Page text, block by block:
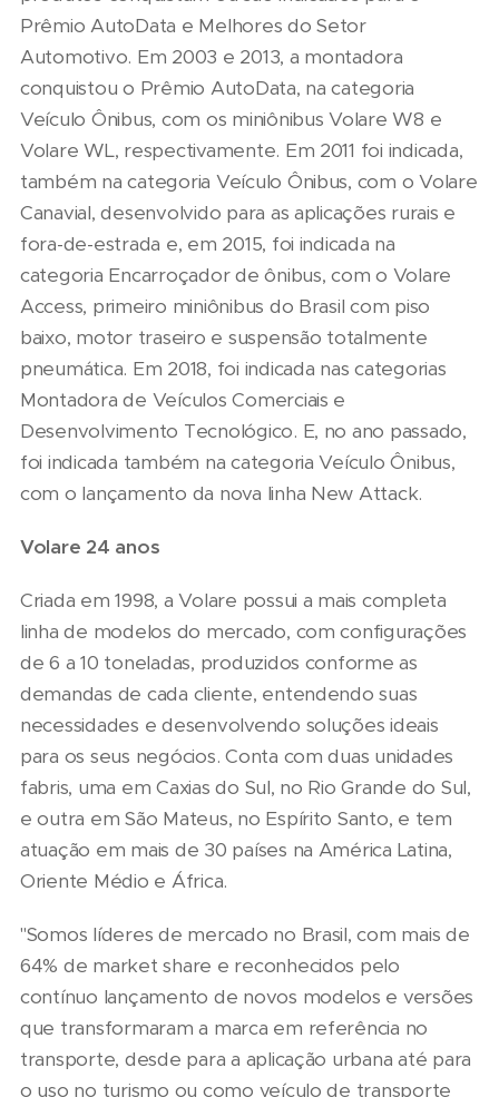
Prêmio AutoData e Melhores do Setor
Automotivo. Em 2003 e 2013, a montadora
conquistou o Prêmio AutoData, na categoria
Veículo Ônibus, com os miniônibus Volare W8 e
Volare WL, respectivamente. Em 2011 foi indicada,
também na categoria Veículo Ônibus, com o Volare
Canavial, desenvolvido para as aplicações rurais e
fora-de-estrada e, em 2015, foi indicada na
categoria Encarroçador de ônibus, com o Volare
Access, primeiro miniônibus do Brasil com piso
baixo, motor traseiro e suspensão totalmente
pneumática. Em 2018, foi indicada nas categorias
Montadora de Veículos Comerciais e
Desenvolvimento Tecnológico. E, no ano passado,
foi indicada também na categoria Veículo Ônibus,
com o lançamento da nova linha New Attack.
Volare 24 anos
Criada em 1998, a Volare possui a mais completa
linha de modelos do mercado, com configurações
de 6 a 10 toneladas, produzidos conforme as
demandas de cada cliente, entendendo suas
necessidades e desenvolvendo soluções ideais
para os seus negócios. Conta com duas unidades
fabris, uma em Caxias do Sul, no Rio Grande do Sul,
e outra em São Mateus, no Espírito Santo, e tem
atuação em mais de 30 países na América Latina,
Oriente Médio e África.
"Somos líderes de mercado no Brasil, com mais de
64% de market share e reconhecidos pelo
contínuo lançamento de novos modelos e versões
que transformaram a marca em referência no
transporte, desde para a aplicação urbana até para
o uso no turismo ou como veículo de transporte